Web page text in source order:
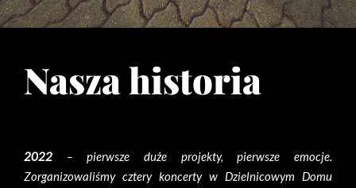
Nasza historia
2022 – pierwsze duże projekty, pierwsze emocje.
Zorganizowaliśmy cztery koncerty w Dzielnicowym Domu